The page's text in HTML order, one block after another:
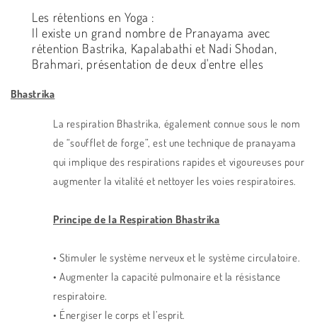
Les rétentions en Yoga :
Il existe un grand nombre de Pranayama avec
rétention Bastrika, Kapalabathi et Nadi Shodan,
Brahmari, présentation de deux d'entre elles
Bhastrika
La respiration Bhastrika, également connue sous le nom
de “soufflet de forge”, est une technique de pranayama
qui implique des respirations rapides et vigoureuses pour
augmenter la vitalité et nettoyer les voies respiratoires.
Principe de la Respiration Bhastrika
• Stimuler le système nerveux et le système circulatoire.
• Augmenter la capacité pulmonaire et la résistance
respiratoire.
• Énergiser le corps et l’esprit.